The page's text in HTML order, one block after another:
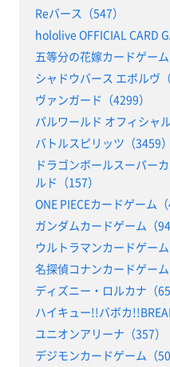
Reバース（547）
hololive OFFICIAL CARD
五等分の花嫁カードゲーム
シャドウバース エボルヴ（
ヴァンガード（4299）
パルワールド オフィシャ
バトルスピリッツ（3459）
ドラゴンボールスーパー
ルド（157）
ONE PIECEカードゲーム（
ガンダムカードゲーム（94
ウルトラマンカードゲーム
名探偵コナンカードゲーム
ディズニー・ロルカナ（65
ハイキュー!!バボカ
ユニオンアリーナ（357）
デジモンカードゲーム（